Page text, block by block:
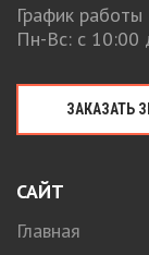
График работы
Пн-Вс: с 10:00
ЗАКАЗАТЬ
САЙТ
Главная